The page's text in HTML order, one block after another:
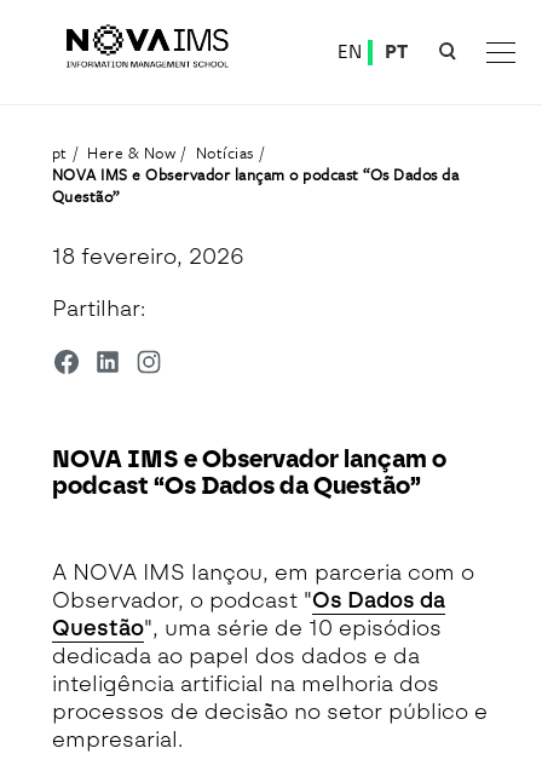
EN PT
pt Here & Now
Notícias
NOVA IMS e Observador lançam o podcast “Os Dados da
Questão”
18 fevereiro, 2026
Partilhar:
NOVA IMS e Observador lançam o
podcast “Os Dados da Questão”
A NOVA IMS lançou, em parceria com o
Observador, o podcast "Os Dados da
Questão", uma série de 10 episódios
dedicada ao papel dos dados e da
inteligência artificial na melhoria dos
processos de decisão no setor público e
empresarial.